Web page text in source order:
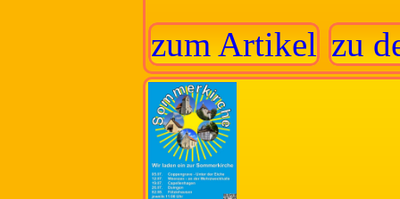
zum Artikel zu